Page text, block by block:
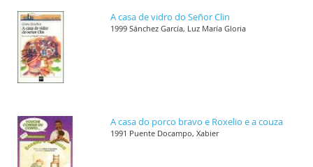
A casa de vidro do Señor Clin
1999 Sánchez García, Luz María Gloria
A casa do porco bravo e Roxelio e a couza
1991 Puente Docampo, Xabier